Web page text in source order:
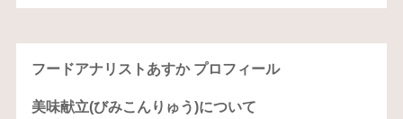
フードアナリストあすか プロフィール
美味献立(びみこんりゅう)について